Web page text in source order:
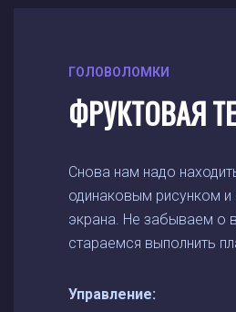
ГОЛОВОЛОМКИ
ФРУКТОВАЯ
Снова нам надо
одинаковым рисунком и
экрана. Не забываем о
стараемся выполнить
Управление: